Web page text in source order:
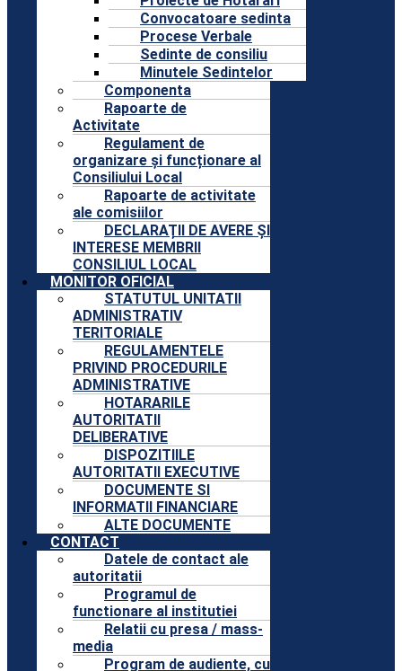
Convocatoare sedinta
Procese Verbale
Sedinte de consiliu
Minutele Sedintelor
Componenta
Rapoarte de
Activitate
Regulament de
organizare și funcționare al
Consiliului Local
Rapoarte de activitate
ale comisiilor
DECLARAȚII DE AVERE ȘI
INTERESE MEMBRII
CONSILIUL LOCAL
MONITOR OFICIAL
STATUTUL UNITATII
ADMINISTRATIV
TERITORIALE
REGULAMENTELE
PRIVIND PROCEDURILE
ADMINISTRATIVE
HOTARARILE
AUTORITATII
DELIBERATIVE
DISPOZITIILE
AUTORITATII EXECUTIVE
DOCUMENTE SI
INFORMATII FINANCIARE
ALTE DOCUMENTE
CONTACT
Datele de contact ale
autoritatii
Programul de
functionare al institutiei
Relatii cu presa / mass-
media
Program de audiente, cu